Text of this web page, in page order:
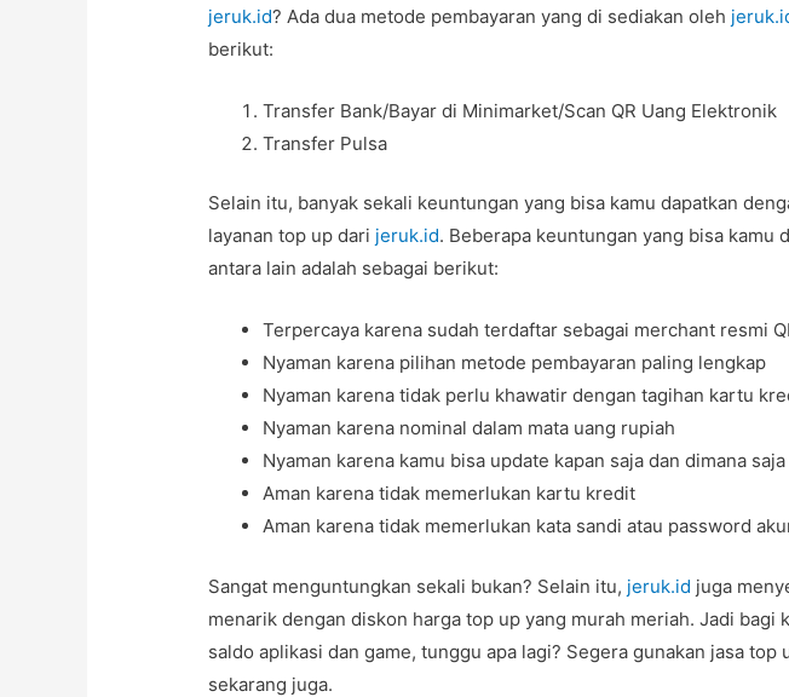
jeruk.id? Ada dua metode pembayaran yang di sediakan oleh
berikut:
Transfer Bank/Bayar di Minimarket/Scan QR Uang Elektronik
Transfer Pulsa
Selain itu, banyak sekali keuntungan yang bisa kamu dapatkan
layanan top up dari jeruk.id. Beberapa keuntungan yang bisa kamu
antara lain adalah sebagai berikut:
Terpercaya karena sudah terdaftar sebagai merchant resmi
Nyaman karena pilihan metode pembayaran paling lengkap
Nyaman karena tidak perlu khawatir dengan tagihan kartu
Nyaman karena nominal dalam mata uang rupiah
Nyaman karena kamu bisa update kapan saja dan dimana saja
Aman karena tidak memerlukan kartu kredit
Aman karena tidak memerlukan kata sandi atau password
Sangat menguntungkan sekali bukan? Selain itu, jeruk.id juga
menarik dengan diskon harga top up yang murah meriah. Jadi bagi
saldo aplikasi dan game, tunggu apa lagi? Segera gunakan jasa top
sekarang juga.